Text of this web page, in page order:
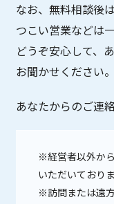
なお、無料相談後
つこい営業などは
どうぞ安心して、
お聞かせください。
あなたからのご連
※経営者以外か
いただいておりま
※訪問または遠